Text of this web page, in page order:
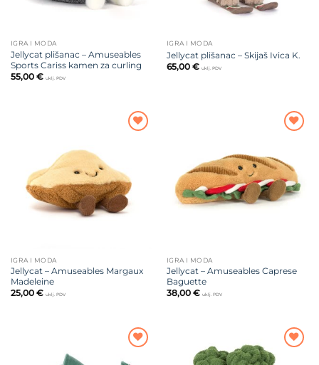
IGRA I MODA
Jellycat plišanac – Amuseables
Sports Cariss kamen za curling
55,00 € uklj. PDV
IGRA I MODA
Jellycat plišanac – Skijaš Ivica K.
65,00 € uklj. PDV
IGRA I MODA
Jellycat – Amuseables Margaux
Madeleine
25,00 € uklj. PDV
želja
IGRA I MODA
Jellycat – Amuseables Caprese
Baguette
38,00 € uklj. PDV
Dodajte